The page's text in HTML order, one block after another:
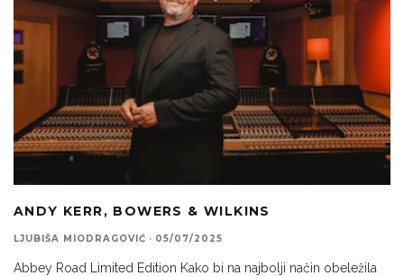
ANDY KERR, BOWERS & WILKINS
LJUBIŠA MIODRAGOVIĆ · 05/07/2025
Abbey Road Limited Edition Kako bi na najbolji način obeležila